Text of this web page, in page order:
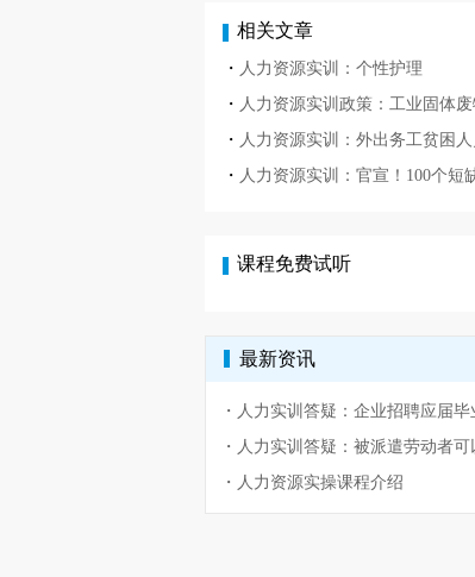
相关文章
・ 人力资源实训：个性护理
・ 人力资源实训政策：工业固体
・ 人力资源实训：外出务工贫困
・ 人力资源实训：官宣！100个短
课程免费试听
最新资讯
・ 人力实训答疑：企业招聘应届毕业生有啥
・ 人力实训答疑：被派遣劳动者可以解除劳动合
・ 人力资源实操课程介绍